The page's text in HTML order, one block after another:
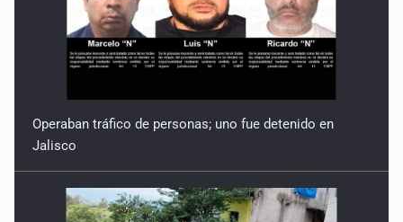
Operaban tráfico de personas; uno fue detenido en
Jalisco